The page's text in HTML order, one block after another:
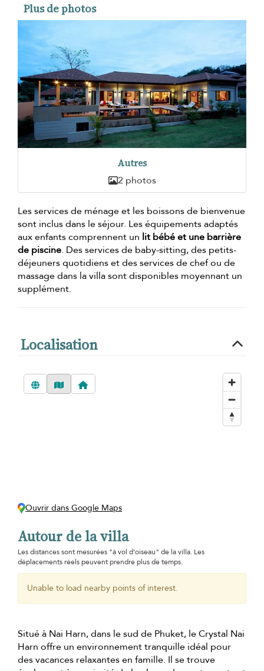
Plus de photos
Autres
2 photos
Les services de ménage et les boissons de bienvenue
sont inclus dans le séjour. Les équipements adaptés
aux enfants comprennent un lit bébé et une barrière
de piscine. Des services de baby-sitting, des petits-
déjeuners quotidiens et des services de chef ou de
massage dans la villa sont disponibles moyennant un
supplément.
Localisation
Ouvrir dans Google Maps
Autour de la villa
Les distances sont mesurées "à vol d'oiseau" de la villa. Les
déplacements réels peuvent prendre plus de temps.
Unable to load nearby points of interest.
Situé à Nai Harn, dans le sud de Phuket, le Crystal Nai
Harn offre un environnement tranquille idéal pour
des vacances relaxantes en famille. Il se trouve